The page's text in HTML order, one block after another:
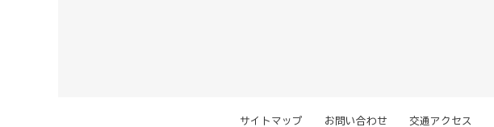
サイトマップ お問い合わせ 交通アクセス